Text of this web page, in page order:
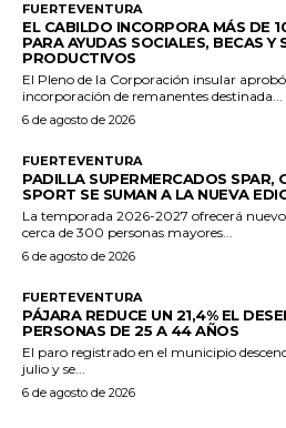
FUERTEVENTURA
EL CABILDO INCORPORA MÁS DE
PARA AYUDAS SOCIALES, BECAS Y
PRODUCTIVOS
El Pleno de la Corporación insular
incorporación de remanentes destinada...
6 de agosto de 2026
FUERTEVENTURA
PADILLA SUPERMERCADOS SPAR,
SPORT SE SUMAN A LA NUEVA
La temporada 2026-2027 ofrecerá
cerca de 300 personas mayores...
6 de agosto de 2026
FUERTEVENTURA
PÁJARA REDUCE UN 21,4% EL
PERSONAS DE 25 A 44 AÑOS
El paro registrado en el municipio
julio y se...
6 de agosto de 2026